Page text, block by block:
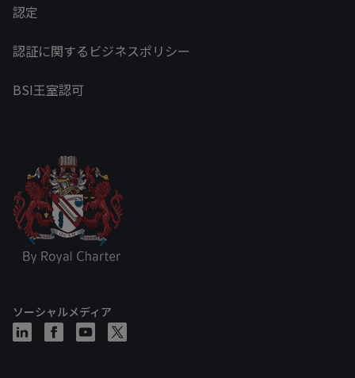
認定
認証に関するビジネスポリシー
BSI王室認可
ソーシャルメディア